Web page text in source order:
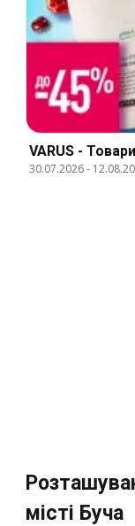
VARUS -
30.07.2026-
місті Буча